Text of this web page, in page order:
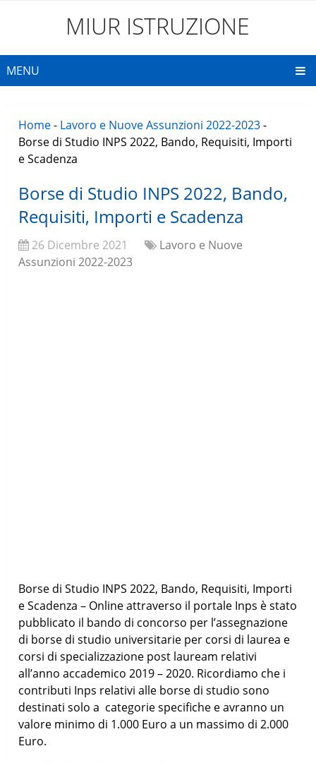
MIUR ISTRUZIONE
MENU
Home- Lavoro e Nuove Assunzioni 2022-2023-
Borse di Studio INPS 2022, Bando, Requisiti, Importi
e Scadenza
Borse di Studio INPS 2022, Bando,
Requisiti, Importi e Scadenza
26 Dicembre 2021
Lavoro e Nuove
Assunzioni 2022-2023
Borse di Studio INPS 2022, Bando, Requisiti, Importi
e Scadenza – Online attraverso il portale Inps è stato
pubblicato il bando di concorso per l’assegnazione
di borse di studio universitarie per corsi di laurea e
corsi di specializzazione post lauream relativi
all’anno accademico 2019 – 2020. Ricordiamo che i
contributi Inps relativi alle borse di studio sono
destinati solo a categorie specifiche e avranno un
valore minimo di 1.000 Euro a un massimo di 2.000
Euro.